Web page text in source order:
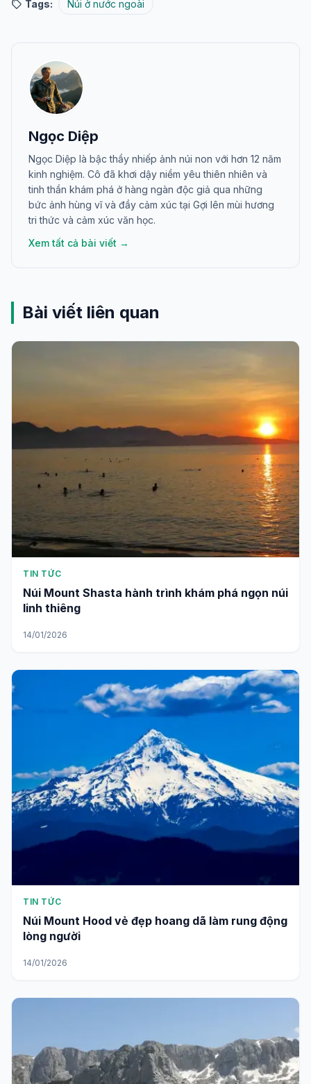
Tags: Núi ở nước ngoài
Ngọc Diệp
Ngọc Diệp là bậc thầy nhiếp ảnh núi non với hơn 12 năm
kinh nghiệm. Cô đã khơi dậy niềm yêu thiên nhiên và
tinh thần khám phá ở hàng ngàn độc giả qua những
bức ảnh hùng vĩ và đầy cảm xúc tại Gợi lên mùi hương
tri thức và cảm xúc văn học.
Xem tất cả bài viết →
Bài viết liên quan
TIN TỨC
Núi Mount Shasta hành trình khám phá ngọn núi
linh thiêng
14/01/2026
TIN TỨC
Núi Mount Hood vẻ đẹp hoang dã làm rung động
lòng người
14/01/2026